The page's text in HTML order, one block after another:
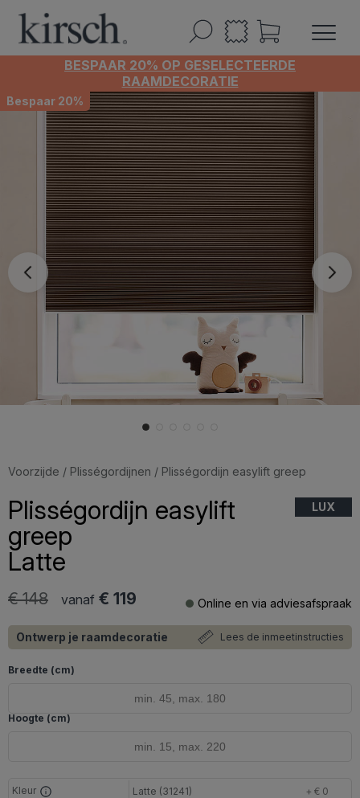
BESPAAR 20% OP GESELECTEERDE
RAAMDECORATIE
Bespaar 20%
Voorzijde / Plisségordijnen / Plisségordijn easylift greep
Plisségordijn easylift
greep
Latte
LUX
vanaf € 119
€ 148 Online en via adviesafspraak
Ontwerp je raamdecoratie Lees de inmeetinstructies
Breedte (cm)
Hoogte (cm)
Kleur Latte (31241) + € 0